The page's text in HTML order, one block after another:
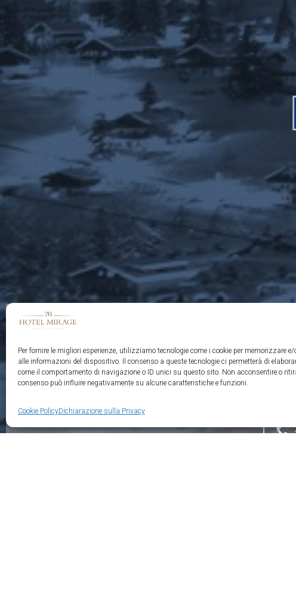
Per fornire le migliori esperienze, utilizziamo tecnologie come i cookie per memorizzare e/
alle informazioni del dispositivo. Il consenso a queste tecnologie ci permetterà di
come il comportamento di navigazione o ID unici su questo sito. Non acconsentire o
consenso può influire negativamente su alcune caratteristiche e funzioni.
Cookie PolicyDichiarazione sulla Privacy
Supporto
Gallery
Privacy Policy